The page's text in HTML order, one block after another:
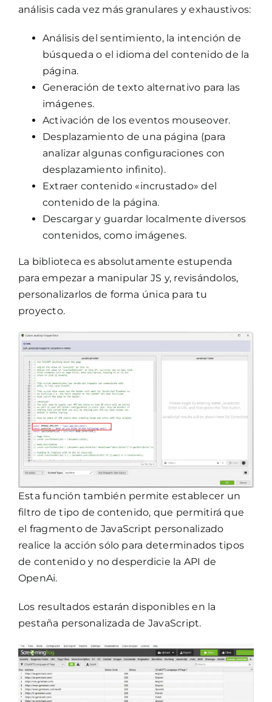
análisis cada vez más granulares y exhaustivos:
Análisis del sentimiento, la intención de
búsqueda o el idioma del contenido de la
página.
Generación de texto alternativo para las
imágenes.
Activación de los eventos mouseover.
Desplazamiento de una página (para
analizar algunas configuraciones con
desplazamiento infinito).
Extraer contenido «incrustado» del
contenido de la página.
Descargar y guardar localmente diversos
contenidos, como imágenes.
La biblioteca es absolutamente estupenda
para empezar a manipular JS y, revisándolos,
personalizarlos de forma única para tu
proyecto.
Esta función también permite establecer un
filtro de tipo de contenido, que permitirá que
el fragmento de JavaScript personalizado
realice la acción sólo para determinados tipos
de contenido y no desperdicie la API de
OpenAi.
Los resultados estarán disponibles en la
pestaña personalizada de JavaScript.